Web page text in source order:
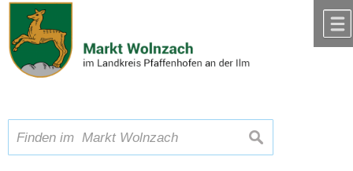
Zum Inhalt,zur Navigation
Schriftgröße A A A suchen